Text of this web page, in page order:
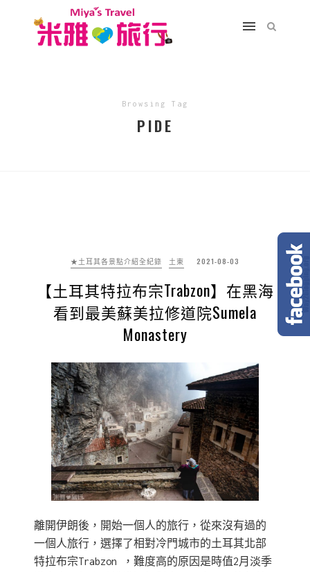
Browsing Tag
PIDE
★土耳其各景點介紹全紀錄 土東 2021-08-03
【土耳其特拉布宗Trabzon】在黑海
看到最美蘇美拉修道院Sumela
Monastery
離開伊朗後，開始一個人的旅行，從來沒有過的
一個人旅行，選擇了相對冷門城市的土耳其北部
特拉布宗Trabzon ，難度高的原因是時值2月淡季